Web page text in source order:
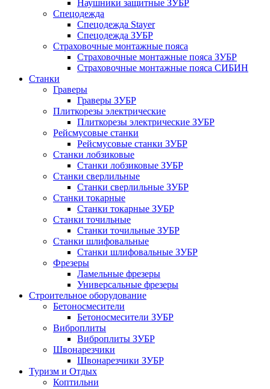
Наушники защитные ЗУБР
Спецодежда
Спецодежда Stayer
Спецодежда ЗУБР
Страховочные монтажные пояса
Страховочные монтажные пояса ЗУБР
Страховочные монтажные пояса СИБИН
Станки
Граверы
Граверы ЗУБР
Плиткорезы электрические
Плиткорезы электрические ЗУБР
Рейсмусовые станки
Рейсмусовые станки ЗУБР
Станки лобзиковые
Станки лобзиковые ЗУБР
Станки сверлильные
Станки сверлильные ЗУБР
Станки токарные
Станки токарные ЗУБР
Станки точильные
Станки точильные ЗУБР
Станки шлифовальные
Станки шлифовальные ЗУБР
Фрезеры
Ламельные фрезеры
Универсальные фрезеры
Строительное оборудование
Бетоносмесители
Бетоносмесители ЗУБР
Виброплиты
Виброплиты ЗУБР
Швонарезчики
Швонарезчики ЗУБР
Туризм и Отдых
Коптильни